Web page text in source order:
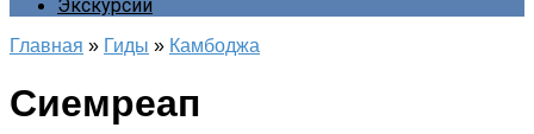
Экскурсии
Главная » Гиды » Камбоджа
Сиемреап